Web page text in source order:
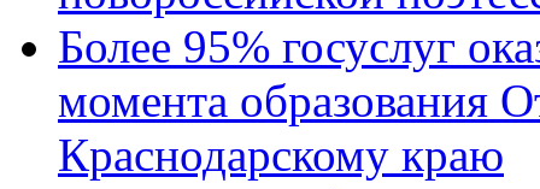
Более 95% госуслуг
момента образования
Краснодарскому краю